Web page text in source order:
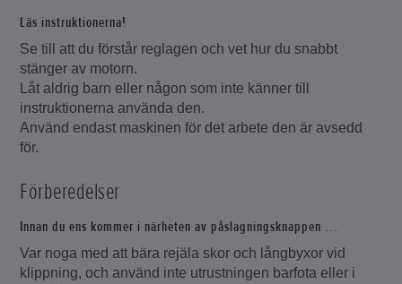
Läs instruktionerna!
Se till att du förstår reglagen och vet hur du snabbt
stänger av motorn.
Låt aldrig barn eller någon som inte känner till
instruktionerna använda den.
Använd endast maskinen för det arbete den är avsedd
för.
Förberedelser
Innan du ens kommer i närheten av påslagningsknappen ...
Var noga med att bära rejäla skor och långbyxor vid
klippning, och använd inte utrustningen barfota eller i